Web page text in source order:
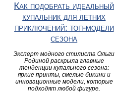
Как подобрать идеальный
купальник для летних
приключений: топ‑модели
сезона
Эксперт модного стилиста Ольги
Родиной раскрыла главные
тенденции купального сезона:
яркие принты, смелые бикини и
инновационные модели, которые
подходят любой фигуре.